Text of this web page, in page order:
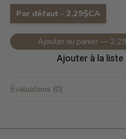
Par défaut - 2,29$CA
Ajouter au
Ajouter à la liste
Évaluations (0)